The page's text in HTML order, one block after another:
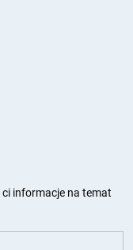
ci informacje na temat